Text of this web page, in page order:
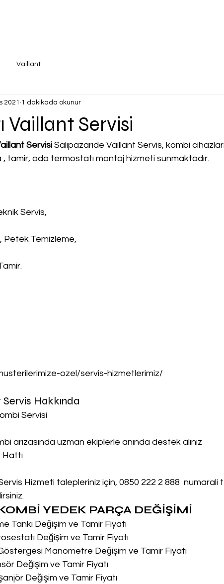
Vaillant
Vaillant Servisi
2021 1 dakikada okunur
Servisi Salıpazarıde Vaillant Servis, kombi
, tamir, oda termostatı montaj hizmeti sunmaktadır.
Servis,
Petek Temizleme,
ozel/servis-hizmetlerimiz/
Servis Hakkında
Servisi
arızasında uzman ekiplerle anında destek alınız
Hizmeti talepleriniz için, 0850 222 2 888
YEDEK PARÇA DEĞİŞİMİ
Tankı Değişim ve Tamir Fiyatı
Değişim ve Tamir Fiyatı
Manometre Değişim ve Tamir Fiyatı
Değişim ve Tamir Fiyatı
Değişim ve Tamir Fiyatı